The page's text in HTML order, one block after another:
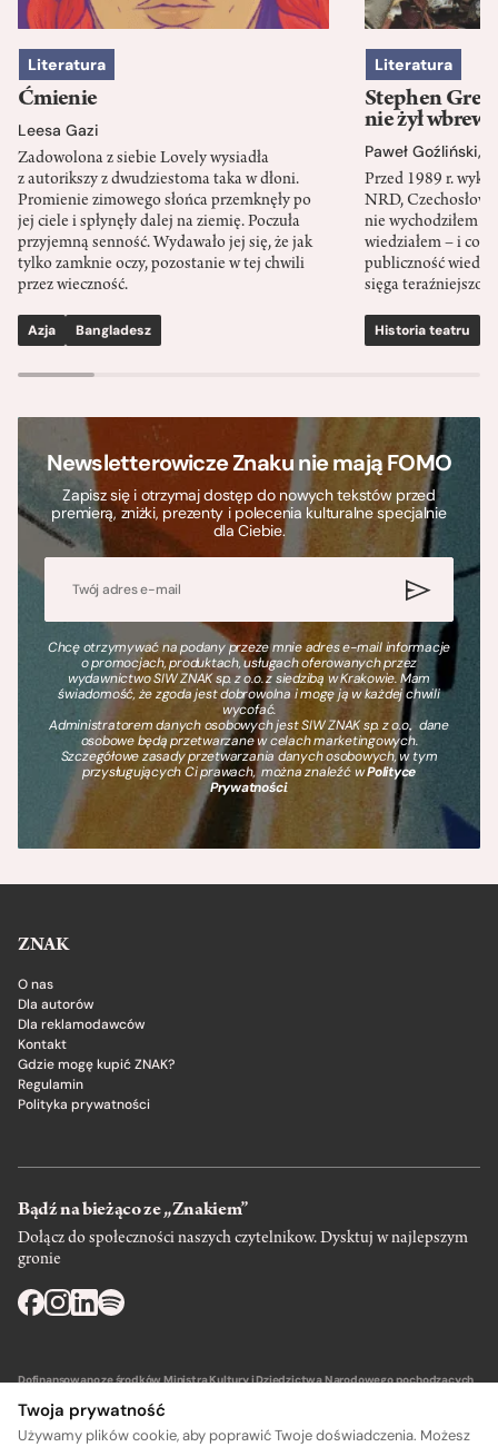
Literatura
Ćmienie
Leesa Gazi
Zadowolona z siebie Lovely wysiadła
z autorikszy z dwudziestoma taka w dłoni.
Promienie zimowego słońca przemknęły po
jej ciele i spłynęły dalej na ziemię. Poczuła
przyjemną senność. Wydawało jej się, że jak
tylko zamknie oczy, pozostanie w tej chwili
przez wieczność.
Azja Bangladesz
Literatura
Stephen
nie żył wbrew
Paweł Goźliński,
Przed 1989 r.
NRD,
nie wychodziłem
wiedziałem – i co
publiczność
sięga
Historia teatru
Newsletterowicze Znaku nie mają FOMO
Zapisz się i otrzymaj dostęp do nowych tekstów przed
premierą, zniżki, prezenty i polecenia kulturalne specjalnie
dla Ciebie.
Chcę otrzymywać na podany przeze mnie adres e-mail informacje
o promocjach, produktach, usługach oferowanych przez
wydawnictwo SIW ZNAK sp. z o.o. z siedzibą w Krakowie. Mam
świadomość, że zgoda jest dobrowolna i mogę ją w każdej chwili
wycofać.
Administratorem danych osobowych jest SIW ZNAK sp. z o.o., dane
osobowe będą przetwarzane w celach marketingowych.
Szczegółowe zasady przetwarzania danych osobowych, w tym
przysługujących Ci prawach, można znaleźć wPolityce
Prywatności.
ZNAK
O nas
Dla autorów
Dla reklamodawców
Kontakt
Gdzie mogę kupić ZNAK?
Regulamin
Polityka prywatności
Bądź na bieżąco ze „Znakiem”
Dołącz do społeczności naszych czytelnikow. Dysktuj w najlepszym
gronie
Dofinansowano ze środków Ministra Kultury i Dziedzictwa Narodowego pochodzących
Twoja prywatność
Używamy plików cookie, aby poprawić Twoje doświadczenia. Możesz